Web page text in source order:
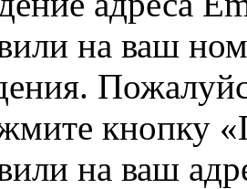
на ваш
кнопку
на ваш